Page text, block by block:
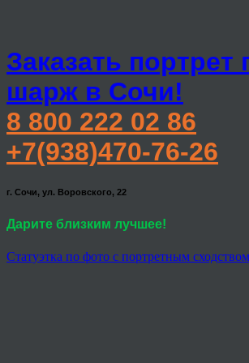
Заказать
шарж в Сочи!
8 800 222 02 86
+7(938)470-76-26
г. Сочи, ул. Воровского, 22
Дарите близким лучшее!
Статуэтка по фото с портретным